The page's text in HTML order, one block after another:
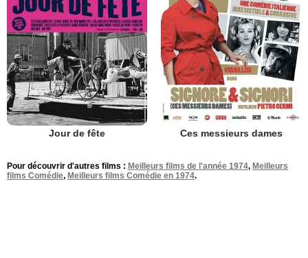
Jour de fête Ces messieurs dames
Pour découvrir d'autres films : Meilleurs films de l'année 1974, Meilleurs
films Comédie, Meilleurs films Comédie en 1974.